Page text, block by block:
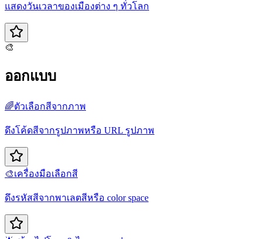
แสดงวันเวลาของเมืองต่าง ๆ ทั่วโลก
🎨
ออกแบบ
🌈ตัวเลือกสีจากภาพ
ดึงโค้ดสีจากรูปภาพหรือ URL รูปภาพ
🎨เครื่องมือเลือกสี
ดึงรหัสสีจากพาเลตสีหรือ color space